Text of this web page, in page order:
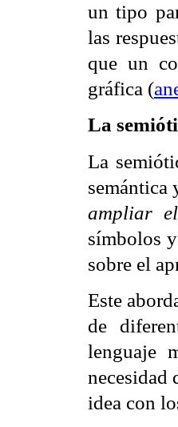
un tipo
las
que un
gráfica (
La
La
semántica
ampliar
símbolos
sobre el
Este
de
lenguaje
necesidad
idea con